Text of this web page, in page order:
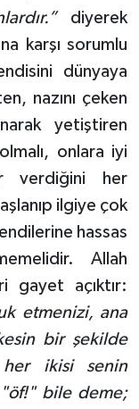
diyerek
karşı sorumlu
dünyaya
nazını çeken
yetiştiren
onlara iyi
verdiğini her
ilgiye çok
hassas
Allah
gayet açıktır:
etmenizi, ana
bir şekilde
ikisi senin
"öf!" bile deme;